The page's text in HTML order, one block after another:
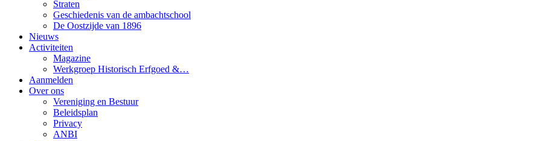
Straten
Geschiedenis van de ambachtschool
De Oostzijde van 1896
Nieuws
Activiteiten
Magazine
Werkgroep Historisch Erfgoed &…
Aanmelden
Over ons
Vereniging en Bestuur
Beleidsplan
Privacy
ANBI